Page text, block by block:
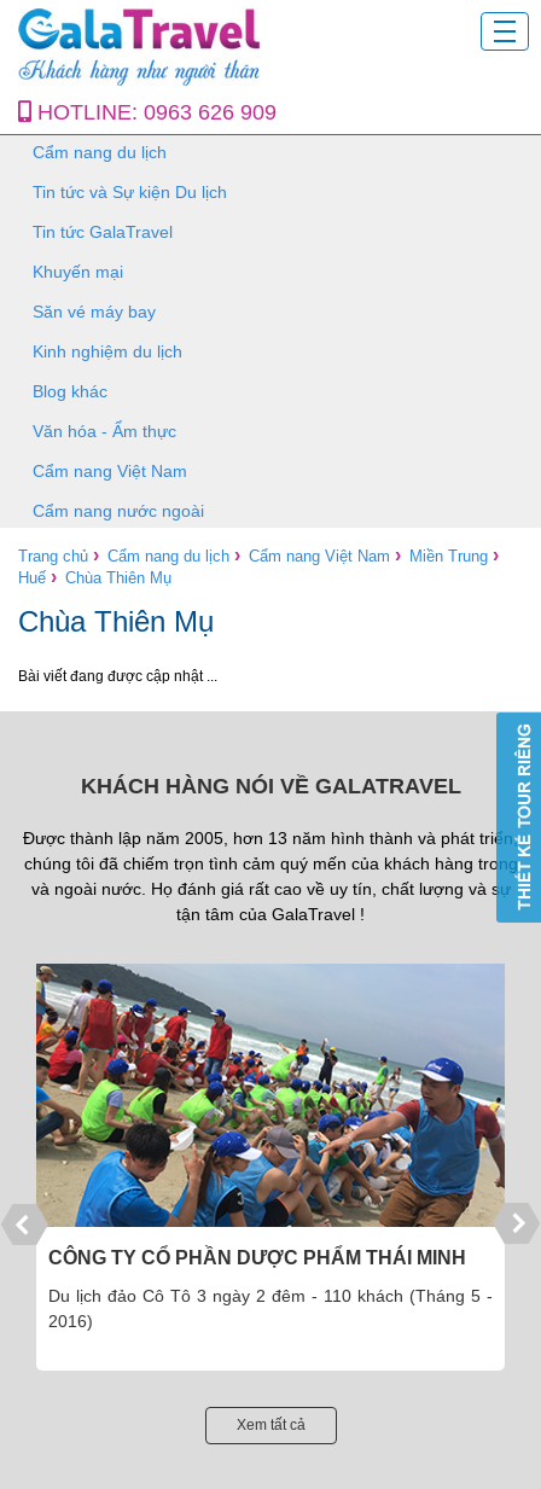
HOTLINE: 0963 626 909
Cẩm nang du lịch
Tin tức và Sự kiện Du lịch
Tin tức GalaTravel
Khuyến mại
Săn vé máy bay
Kinh nghiệm du lịch
Blog khác
Văn hóa - Ẩm thực
Cẩm nang Việt Nam
Cẩm nang nước ngoài
Trang chủ › Cẩm nang du lịch › Cẩm nang Việt Nam › Miền Trung ›
Huế › Chùa Thiên Mụ
Chùa Thiên Mụ
Bài viết đang được cập nhật ...
KHÁCH HÀNG NÓI VỀ GALATRAVEL
Được thành lập năm 2005, hơn 13 năm hình thành và phát triển,
chúng tôi đã chiếm trọn tình cảm quý mến của khách hàng trong
và ngoài nước. Họ đánh giá rất cao về uy tín, chất lượng và sự
tận tâm của GalaTravel !
CÔNG TY CỔ PHẦN DƯỢC PHẨM THÁI MINH
Du lịch đảo Cô Tô 3 ngày 2 đêm - 110 khách (Tháng 5 -
2016)
Xem tất cả